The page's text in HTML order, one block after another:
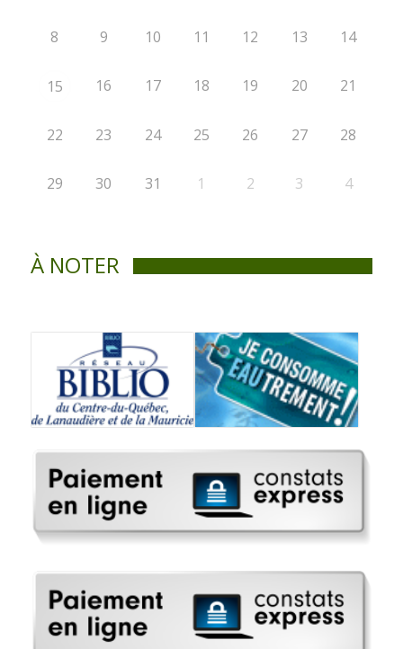
8 9 10 11 12 13 14
15 16 17 18 19 20 21
22 23 24 25 26 27 28
29 30 31 1 2 3 4
À NOTER